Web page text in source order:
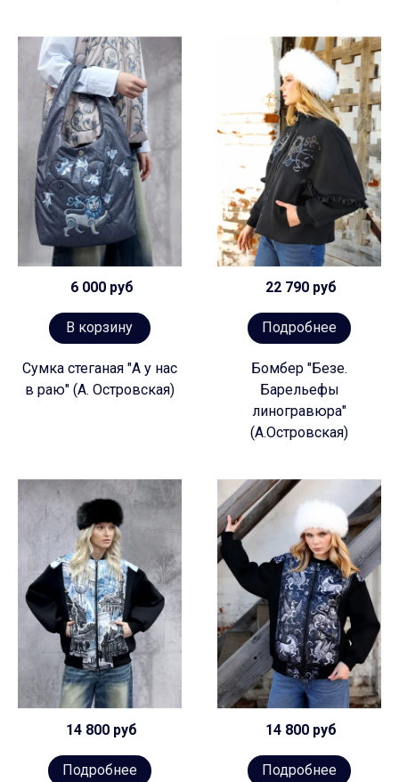
6 000 руб
В корзину
Сумка стеганая "А у нас
в раю" (А. Островская)
22 790 руб
Подробнее
Бомбер "Безе.
Барельефы
линогравюра"
(А.Островская)
14 800 руб
Подробнее
14 800 руб
Подробнее